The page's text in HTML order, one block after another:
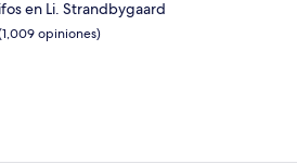
en Li. Strandbygaard
opiniones)